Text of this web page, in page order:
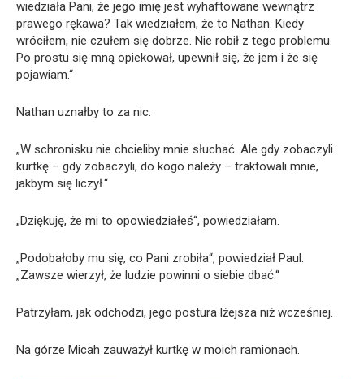
wiedziała Pani, że jego imię jest wyhaftowane wewnątrz
prawego rękawa? Tak wiedziałem, że to Nathan. Kiedy
wróciłem, nie czułem się dobrze. Nie robił z tego problemu.
Po prostu się mną opiekował, upewnił się, że jem i że się
pojawiam.“
Nathan uznałby to za nic.
„W schronisku nie chcieliby mnie słuchać. Ale gdy zobaczyli
kurtkę – gdy zobaczyli, do kogo należy – traktowali mnie,
jakbym się liczył.“
„Dziękuję, że mi to opowiedziałeś“, powiedziałam.
„Podobałoby mu się, co Pani zrobiła“, powiedział Paul.
„Zawsze wierzył, że ludzie powinni o siebie dbać.“
Patrzyłam, jak odchodzi, jego postura lżejsza niż wcześniej.
Na górze Micah zauważył kurtkę w moich ramionach.